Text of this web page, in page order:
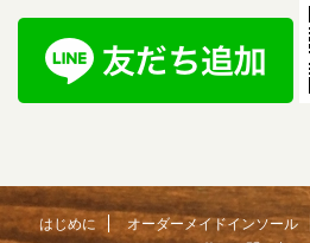
はじめに オーダーメイドインソール